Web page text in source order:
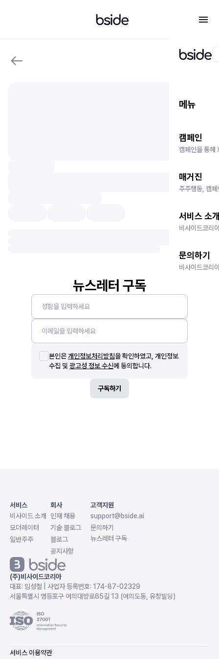
메뉴
캠페인
캠페인을 통해
매거진
주주행동, 캠
서비스 소
비사이드코리
문의하기
비사이드코리
뉴스레터 구독
본인은개인정보처리방침을 확인하였고, 개인정보
수집 및 광고성 정보 수신에 동의합니다.
구독하기
서비스
비사이드 소개
모더레이터
일반주주
회사
인재 채용
기술 블로그
블로그
공지사항
고객지원
support@bside.ai
문의하기
뉴스레터 구독
(주)비사이드코리아
대표: 임성철 | 사업자 등록번호: 174-87-02329
서울특별시 영등포구 여의대방로65길 13 (여의도동, 유창빌딩)
서비스 이용약관